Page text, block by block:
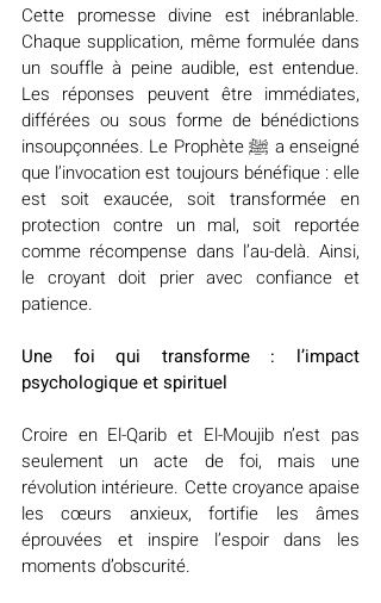
Cette promesse divine est inébranlable.
Chaque supplication, même formulée dans
un souffle à peine audible, est entendue.
Les réponses peuvent être immédiates,
différées ou sous forme de bénédictions
insoupçonnées. Le Prophète ﷺ a enseigné
que l’invocation est toujours bénéfique : elle
est soit exaucée, soit transformée en
protection contre un mal, soit reportée
comme récompense dans l’au-delà. Ainsi,
le croyant doit prier avec confiance et
patience.
Une foi qui transforme : l’impact
psychologique et spirituel
Croire en El-Qarib et El-Moujib n’est pas
seulement un acte de foi, mais une
révolution intérieure. Cette croyance apaise
les cœurs anxieux, fortifie les âmes
éprouvées et inspire l’espoir dans les
moments d’obscurité.